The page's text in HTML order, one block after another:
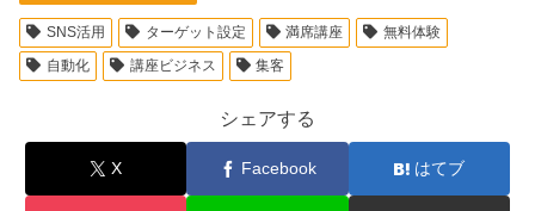
SNS活用 ターゲット設定 満席講座
無料体験
自動化
講座ビジネス 集客
シェアする
X Facebook はてブ